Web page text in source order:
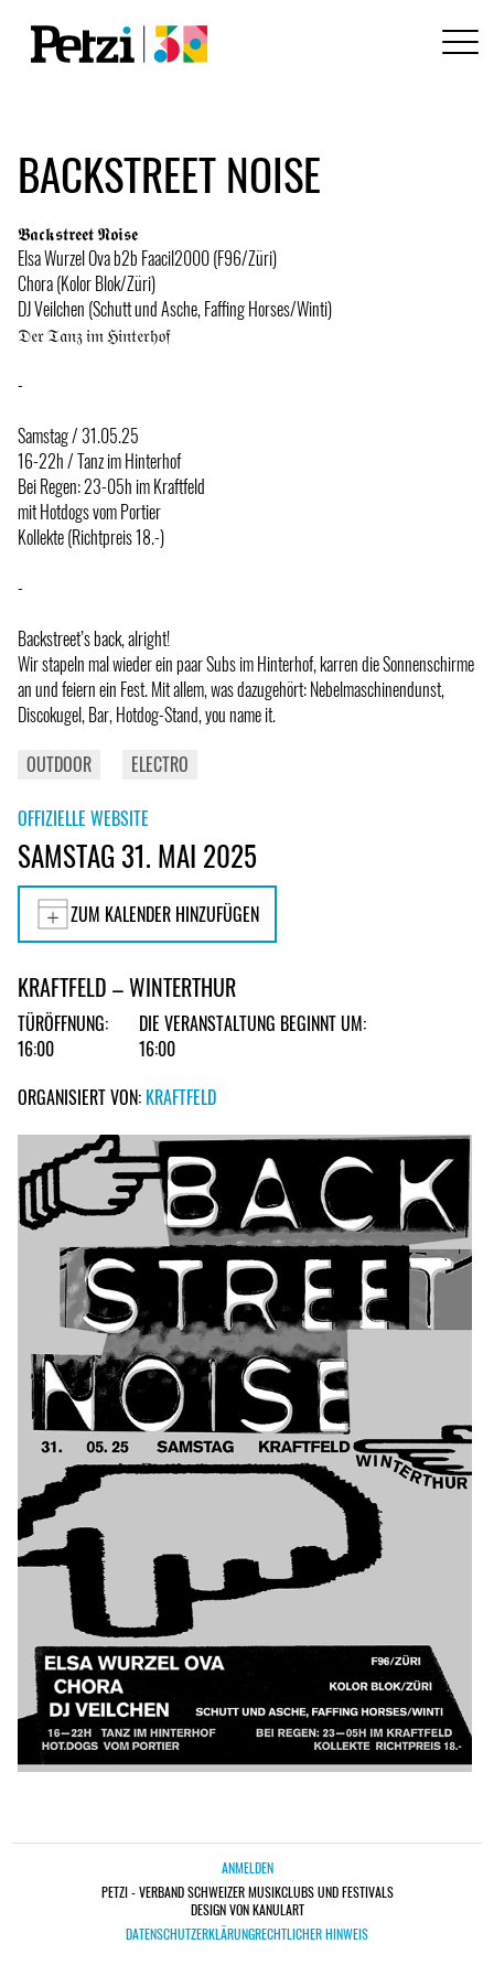
BACKSTREET NOISE
𝕭𝖆𝖈𝖐𝖘𝖙𝖗𝖊𝖊𝖙 𝕹𝖔𝖎𝖘𝖊
Elsa Wurzel Ova b2b Faacil2000 (F96/Züri)
Chora (Kolor Blok/Züri)
DJ Veilchen (Schutt und Asche, Faffing Horses/Winti)
𝔇𝔢𝔯 𝔗𝔞𝔫𝔷 𝔦𝔪 ℌ𝔦𝔫𝔱𝔢𝔯𝔥𝔬𝔣
-
Samstag / 31.05.25
16-22h / Tanz im Hinterhof
Bei Regen: 23-05h im Kraftfeld
mit Hotdogs vom Portier
Kollekte (Richtpreis 18.-)
-
Backstreet’s back, alright!
Wir stapeln mal wieder ein paar Subs im Hinterhof, karren die Sonnenschirme
an und feiern ein Fest. Mit allem, was dazugehört: Nebelmaschinendunst,
Discokugel, Bar, Hotdog-Stand, you name it.
OUTDOOR
ELECTRO
OFFIZIELLE WEBSITE
SAMSTAG 31. MAI 2025
ZUM KALENDER HINZUFÜGEN
KRAFTFELD – WINTERTHUR
TÜRÖFFNUNG:
16:00
DIE VERANSTALTUNG BEGINNT UM:
16:00
ORGANISIERT VON: KRAFTFELD
ANMELDEN
PETZI - VERBAND SCHWEIZER MUSIKCLUBS UND FESTIVALS
DESIGN VON KANULART
DATENSCHUTZERKLÄRUNGRECHTLICHER HINWEIS